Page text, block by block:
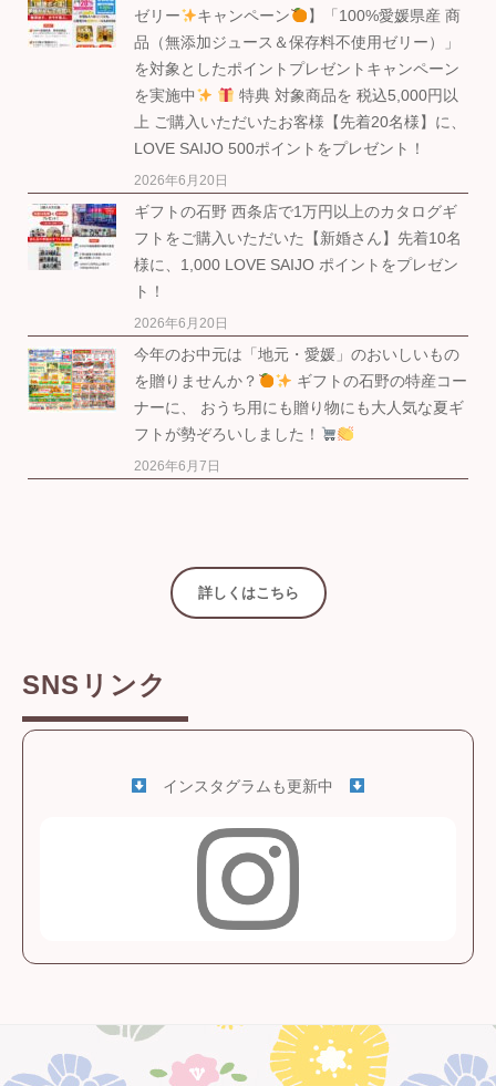
ゼリー
キャンペーン
】「100%愛媛県産 商
品（無添加ジュース＆保存料不使用ゼリー）」
を対象としたポイントプレゼントキャンペーン
を実施中
特典 対象商品を 税込5,000円以
上 ご購入いただいたお客様【先着20名様】に、
LOVE SAIJO 500ポイントをプレゼント！
2026年6月20日
ギフトの石野 西条店で1万円以上のカタログギ
フトをご購入いただいた【新婚さん】先着10名
様に、1,000 LOVE SAIJO ポイントをプレゼン
ト！
2026年6月20日
今年のお中元は「地元・愛媛」のおいしいもの
を贈りませんか？
ギフトの石野の特産コー
ナーに、 おうち用にも贈り物にも大人気な夏ギ
フトが勢ぞろいしました！
2026年6月7日
詳しくはこちら
SNSリンク
インスタグラムも更新中